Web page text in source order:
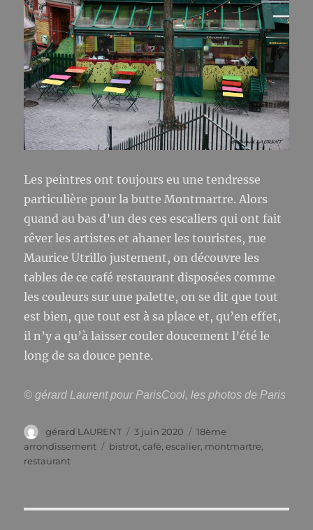
Les peintres ont toujours eu une tendresse
particulière pour la butte Montmartre. Alors
quand au bas d’un des ces escaliers qui ont fait
rêver les artistes et ahaner les touristes, rue
Maurice Utrillo justement, on découvre les
tables de ce café restaurant disposées comme
les couleurs sur une palette, on se dit que tout
est bien, que tout est à sa place et, qu’en effet,
il n’y a qu’à laisser couler doucement l’été le
long de sa douce pente.
© gérard Laurent pour ParisCool, les photos de Paris
Auteur
gérard LAURENT
Publié
le
3 juin 2020 Catégories
18ème
arrondissement
Étiquettes
bistrot ,café ,escalier montmartre
restaurant